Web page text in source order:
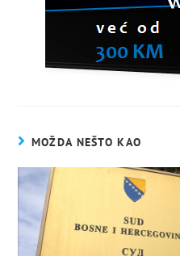
MOŽDA NEŠTO KAO